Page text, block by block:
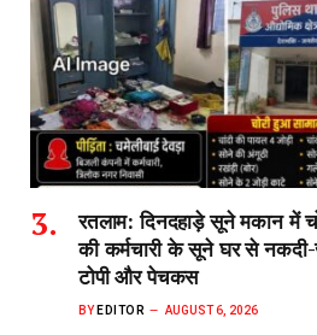
रतलाम: दिनदहाड़े सूने मकान में
की कर्मचारी के सूने घर से
टोपी और पेचकस
BY EDITOR AUGUST 6, 2026